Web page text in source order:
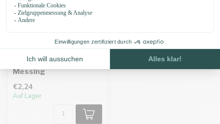
O-ringe 20 X 4MM
Messing
€2,24
Auf Lager